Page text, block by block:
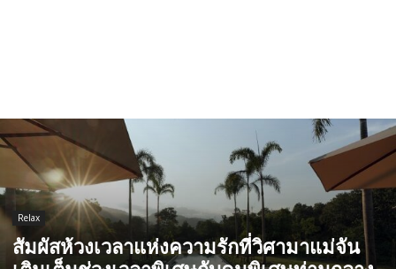
Relax
สัมผัสห้วงเวลาแห่งความรักที่วิศามาแม่จัน